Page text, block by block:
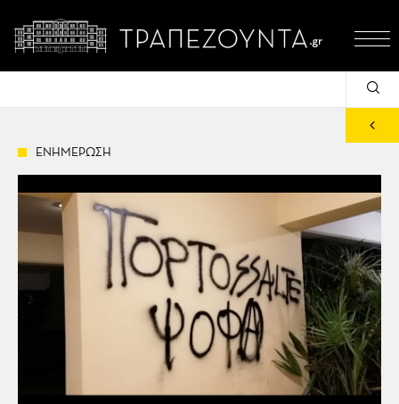
ΕΝΗΜΕΡΩΣΗ